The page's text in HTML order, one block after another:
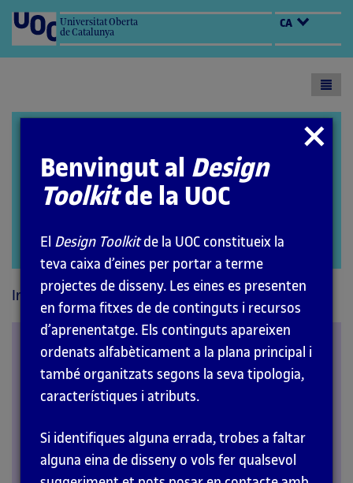
Universitat Oberta
de Catalunya
CA
Inici Principis Cognitius
Visibilitat
PRINCIPIS
Tancar
modal
Benvingut al Design
Toolkitde la UOC
El Design Toolkitde la UOC constitueix la
teva caixa d’eines per portar a terme
projectes de disseny. Les eines es presenten
en forma fitxes de de continguts i recursos
d’aprenentatge. Els continguts apareixen
ordenats alfabèticament a la plana principal i
també organitzats segons la seva tipologia,
característiques i atributs.
Si identifiques alguna errada, trobes a faltar
alguna eina de disseny o vols fer qualsevol